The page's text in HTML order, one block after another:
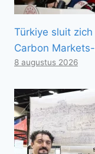
Türkiye sluit
Carbon
8 augustus 2026